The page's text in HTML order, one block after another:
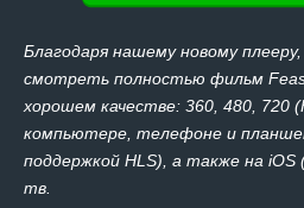
Благодаря нашему новому
смотреть полностью фильм
хорошем качестве: 360, 480, 720
компьютере, телефоне и
поддержкой HLS), а также на iOS
тв.